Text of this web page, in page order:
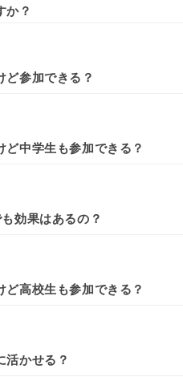
か？
ど参加できる？
ど中学生も参加できる？
効果はあるの？
ど高校生も参加できる？
活かせる？